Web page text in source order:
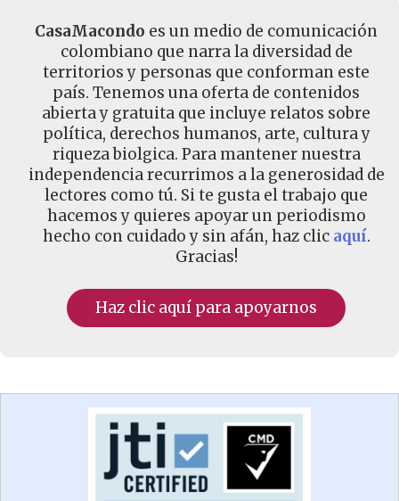
CasaMacondo es un medio de comunicación
colombiano que narra la diversidad de
territorios y personas que conforman este
país. Tenemos una oferta de contenidos
abierta y gratuita que incluye relatos sobre
política, derechos humanos, arte, cultura y
riqueza biolgica. Para mantener nuestra
independencia recurrimos a la generosidad de
lectores como tú. Si te gusta el trabajo que
hacemos y quieres apoyar un periodismo
hecho con cuidado y sin afán, haz clic aquí.
Gracias!
Haz clic aquí para apoyarnos